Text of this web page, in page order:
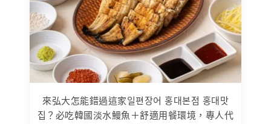
來弘大怎能錯過這家일편장어 홍대본점 홍대맛
집？必吃韓國淡水鰻魚＋舒適用餐環境，專人代